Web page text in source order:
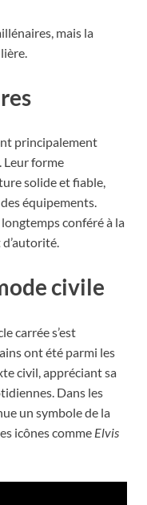
mais la
principalement
Leur forme
solide et fiable,
équipements.
conféré à la
civile
carrée s’est
ont été parmi les
civil, appréciant sa
Dans les
un symbole de la
icônes comme Elvis